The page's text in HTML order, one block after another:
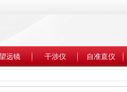
远镜 干涉仪 自准直仪